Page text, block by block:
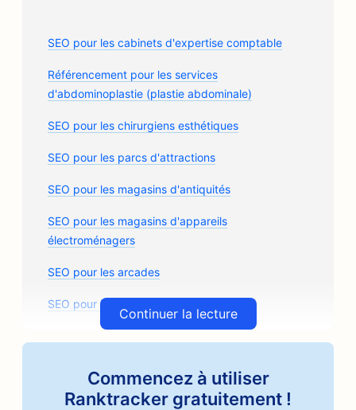
SEO pour les cabinets d'expertise comptable
Référencement pour les services
d'abdominoplastie (plastie abdominale)
SEO pour les chirurgiens esthétiques
SEO pour les parcs d'attractions
SEO pour les magasins d'antiquités
SEO pour les magasins d'appareils
électroménagers
SEO pour les arcades
SEO pour les cabinets d'architectes
SEO pour les magasins de pièces détachées
SEO pour les ateliers de carrosserie
Continuer la lecture
Commencez à utiliser
Ranktracker gratuitement !